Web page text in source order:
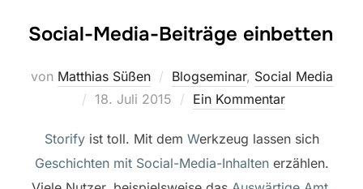
Social-Media-Beiträge einbetten
von Matthias Süßen Blogseminar, Social Media
Veröffentlicht
18. Juli 2015 Ein Kommentar
Storifyist toll. Mit dem Werkzeug lassen sich
Geschichten mit Social-Media-Inhaltenerzählen.